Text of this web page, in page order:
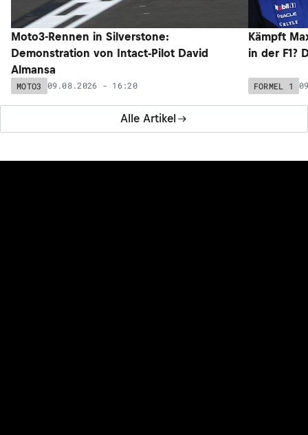
Alle Artikel
Moto3-Rennen in Silverstone:
Demonstration von Intact-Pilot David
Almansa
MOTO3 09.08.2026 - 16:20
Kämpft
in der F1?
FORMEL 1